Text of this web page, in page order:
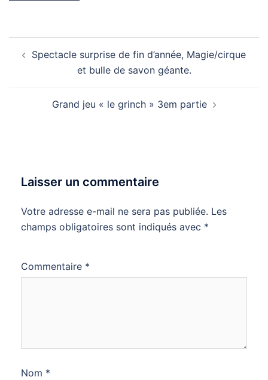
d’article
Spectacle surprise de fin d’année, Magie/cirque
et bulle de savon géante.
Grand jeu « le grinch » 3em partie
Laisser un commentaire
Votre adresse e-mail ne sera pas publiée. Les
champs obligatoires sont indiqués avec *
Commentaire *
Nom *